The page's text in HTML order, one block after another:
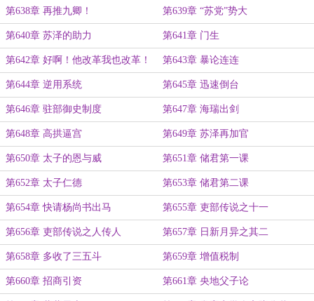
外务疏》
第638章 再推九卿！ 第639章 “苏党”势大
第640章 苏泽的助力 第641章 门生
第642章 好啊！他改革我也改革！ 第643章 暴论连连
第644章 逆用系统 第645章 迅速倒台
第646章 驻部御史制度 第647章 海瑞出剑
第648章 高拱逼宫 第649章 苏泽再加官
第650章 太子的恩与威 第651章 储君第一课
第652章 太子仁德 第653章 储君第二课
第654章 快请杨尚书出马 第655章 吏部传说之十一
第656章 吏部传说之人传人 第657章 日新月异之其二
第658章 多收了三五斗 第659章 增值税制
第660章 招商引资 第661章 央地父子论